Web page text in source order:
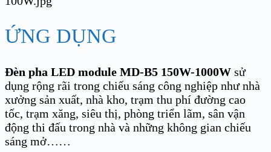
ỨNG DỤNG
Đèn pha LED module MD-B5 150W-1000W sử
dụng rộng rãi trong chiếu sáng công nghiệp như nhà
xưởng sản xuất, nhà kho, trạm thu phí đường cao
tốc, trạm xăng, siêu thị, phòng triển lãm, sân vận
động thi đấu trong nhà và những không gian chiếu
sáng mở……